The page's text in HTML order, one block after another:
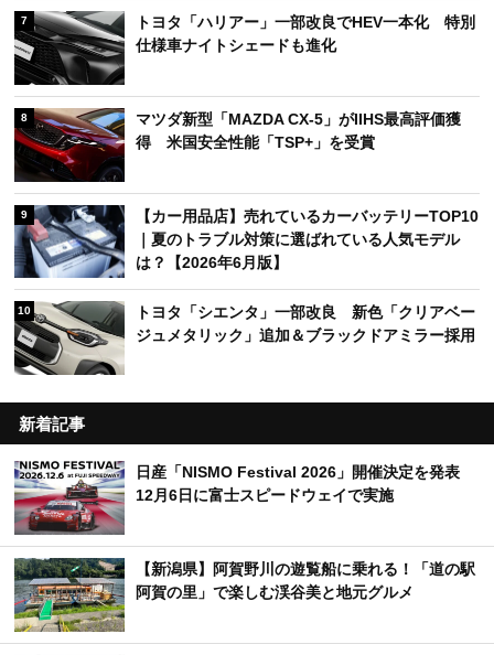
7
トヨタ「ハリアー」一部改良でHEV一本化 特別
仕様車ナイトシェードも進化
8
マツダ新型「MAZDA CX-5」がIIHS最高評価獲
得 米国安全性能「TSP+」を受賞
9
【カー用品店】売れているカーバッテリーTOP10
｜夏のトラブル対策に選ばれている人気モデル
は？【2026年6月版】
10
トヨタ「シエンタ」一部改良 新色「クリアベー
ジュメタリック」追加＆ブラックドアミラー採用
新着記事
日産「NISMO Festival 2026」開催決定を発表
12月6日に富士スピードウェイで実施
【新潟県】阿賀野川の遊覧船に乗れる！「道の駅
阿賀の里」で楽しむ渓谷美と地元グルメ